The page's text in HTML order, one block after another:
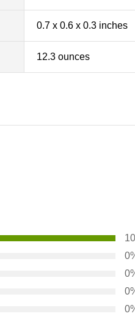
0.7 x 0.6 x 0.3 inches
12.3 ounces